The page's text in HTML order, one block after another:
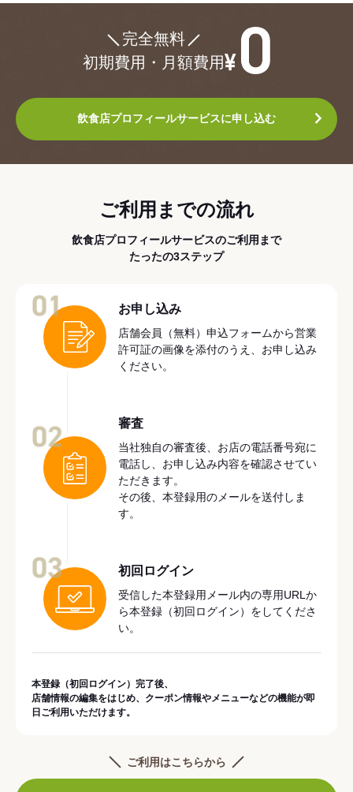
完全無料
初期費用・月額費用
飲食店プロフィールサービスに申し込む
ご利用までの流れ
飲食店プロフィールサービスのご利用まで
たったの3ステップ
お申し込み
店舗会員（無料）申込フォームから営業
許可証の画像を添付のうえ、お申し込み
ください。
審査
当社独自の審査後、お店の電話番号宛に
電話し、お申し込み内容を確認させてい
ただきます。
その後、本登録用のメールを送付しま
す。
初回ログイン
受信した本登録用メール内の専用URLか
ら本登録（初回ログイン）をしてくださ
い。
本登録（初回ログイン）完了後、
店舗情報の編集をはじめ、クーポン情報やメニューなどの機能が即
日ご利用いただけます。
ご利用はこちらから